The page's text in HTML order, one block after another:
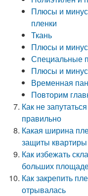
Плюсы и
пленки
Ткань
Плюсы и
Специальные
Плюсы и
Временная
Повторим
Как не
правильно
Какая ширина
защиты квартиры
Как избежать
больших
Как закрепить
отрывалась